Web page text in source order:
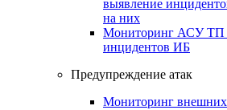
выявление
на них
Мониторинг АСУ ТП
инцидентов ИБ
Предупреждение атак
Мониторинг